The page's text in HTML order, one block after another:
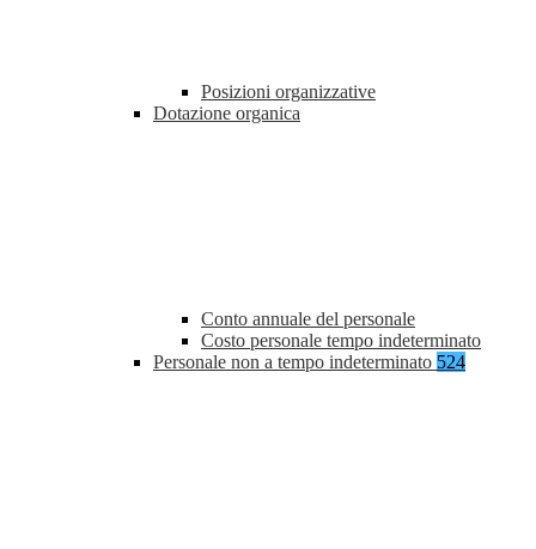
Posizioni organizzative
Dotazione organica
Conto annuale del personale
Costo personale tempo indeterminato
Personale non a tempo indeterminato 524